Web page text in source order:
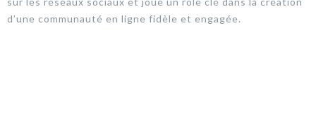
d’une communauté en ligne fidèle et engagée.